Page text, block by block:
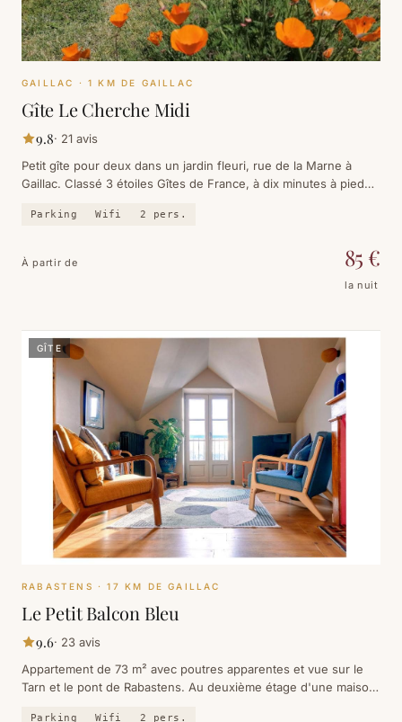
GAILLAC · 1 KM DE GAILLAC
Gîte Le Cherche Midi
9.8· 21 avis
Petit gîte pour deux dans un jardin fleuri, rue de la Marne à
Gaillac. Classé 3 étoiles Gîtes de France, à dix minutes à pied
Parking Wifi 2 pers.
À partir de 85 €
la nuit
GÎTE
RABASTENS · 17 KM DE GAILLAC
Le Petit Balcon Bleu
9.6· 23 avis
Appartement de 73 m² avec poutres apparentes et vue sur le
Tarn et le pont de Rabastens. Au deuxième étage d'une maison
Parking Wifi 2 pers.